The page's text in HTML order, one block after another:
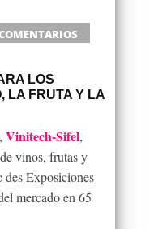
LOS
LA FRUTA Y LA
Vinitech-Sifel,
vinos, frutas y
des Exposiciones
mercado en 65